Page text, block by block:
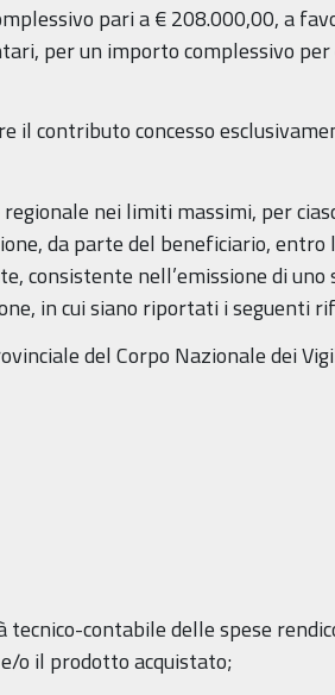
pari a € 208.000,00, a
per un importo complessivo per
il contributo concesso
nei limiti massimi, per
da parte del beneficiario, entro
consistente nell’emissione di uno
in cui siano riportati i seguenti
del Corpo Nazionale dei
contabile delle spese
o il prodotto acquistato;